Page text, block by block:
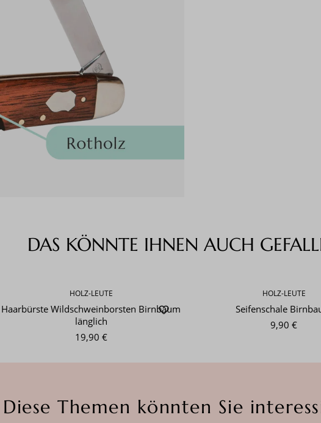
DAS KÖNNTE IHNEN AUCH
HOLZ-LEUTE
Haarbürste Wildschweinborsten Birnbaum
länglich
19,90 €
HOLZ-LEUTE
Seifenschale
9,90 €
Diese Themen könnten Sie